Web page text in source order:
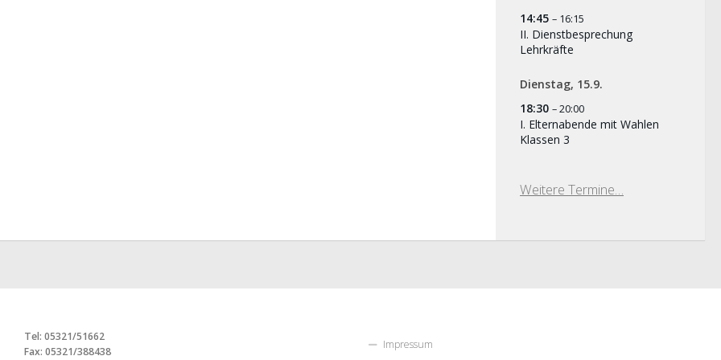
14:45 – 16:15
II. Dienstbesprechung
Lehrkräfte
Dienstag, 15.9.
18:30 – 20:00
I. Elternabende mit Wahlen
Klassen 3
Weitere Termine…
Tel: 05321/51662
Fax: 05321/388438
Impressum